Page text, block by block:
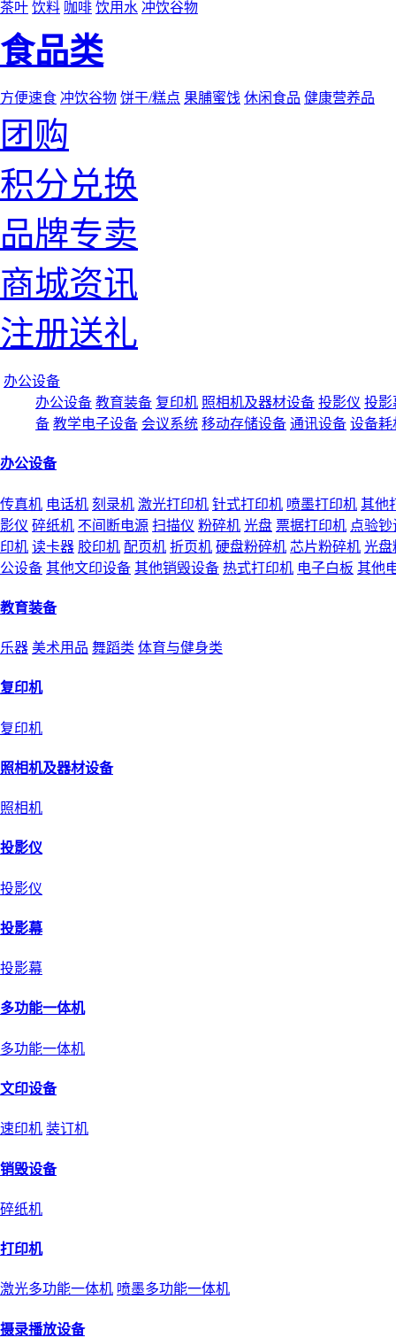
茶叶 饮料 咖啡 饮用水 冲饮谷物
食品类
方便速食 冲饮谷物 饼干/糕点 果脯蜜饯 休闲食品 健康营养品
团购
积分兑换
品牌专卖
商城资讯
注册送礼
办公设备
办公设备 教育装备 复印机 照相机及器材设备 投影仪 投影
备 教学电子设备 会议系统 移动存储设备 通讯设备 设备耗
办公设备
传真机 电话机 刻录机 激光打印机 针式打印机 喷墨打印机 其他
影仪 碎纸机 不间断电源 扫描仪 粉碎机 光盘 票据打印机 点验钞
印机 读卡器 胶印机 配页机 折页机 硬盘粉碎机 芯片粉碎机 光盘
公设备 其他文印设备 其他销毁设备 热式打印机 电子白板 其他
教育装备
乐器 美术用品 舞蹈类 体育与健身类
复印机
复印机
照相机及器材设备
照相机
投影仪
投影仪
投影幕
投影幕
多功能一体机
多功能一体机
文印设备
速印机 装订机
销毁设备
碎纸机
打印机
激光多功能一体机 喷墨多功能一体机
摄录播放设备